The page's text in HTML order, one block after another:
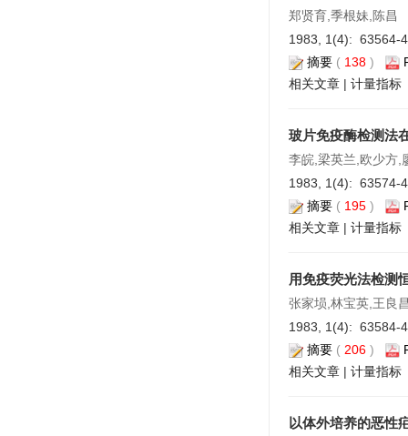
郑贤育,季根妹,陈昌
1983, 1(4): 63564-
摘要 ( 138 )
相关文章 | 计量指标
玻片免疫酶检测法
李皖,梁英兰,欧少方,
1983, 1(4): 63574-
摘要 ( 195 )
相关文章 | 计量指标
用免疫荧光法检测
张家埙,林宝英,王良
1983, 1(4): 63584-
摘要 ( 206 )
相关文章 | 计量指标
以体外培养的恶性